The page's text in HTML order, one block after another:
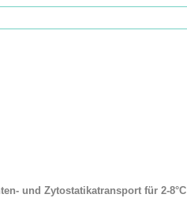
und Zytostatikatransport für 2-8°C